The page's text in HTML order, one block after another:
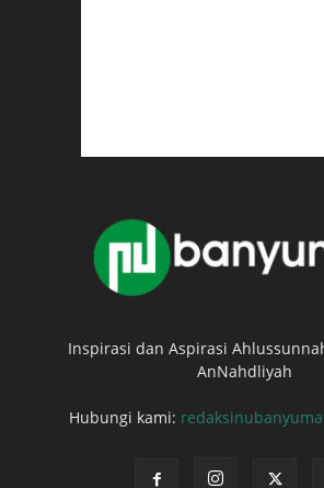
Inspirasi dan Aspirasi
AnNahdliyah
Hubungi kami: